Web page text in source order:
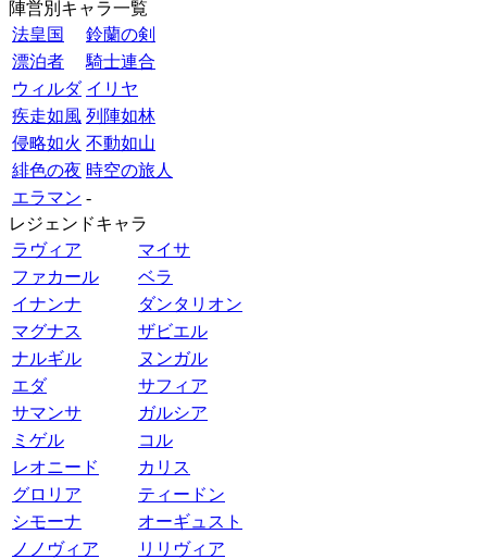
陣営別キャラ一覧
法皇国
鈴蘭の剣
漂泊者
騎士連合
ウィルダ イリヤ
疾走如風 列陣如林
侵略如火 不動如山
緋色の夜 時空の旅人
エラマン -
レジェンドキャラ
ラヴィア
マイサ
ファカール
ベラ
イナンナ
ダンタリオン
マグナス
ザビエル
ナルギル
ヌンガル
エダ
サフィア
サマンサ
ガルシア
ミゲル
コル
レオニード
カリス
グロリア
ティードン
シモーナ
オーギュスト
ノノヴィア
リリヴィア